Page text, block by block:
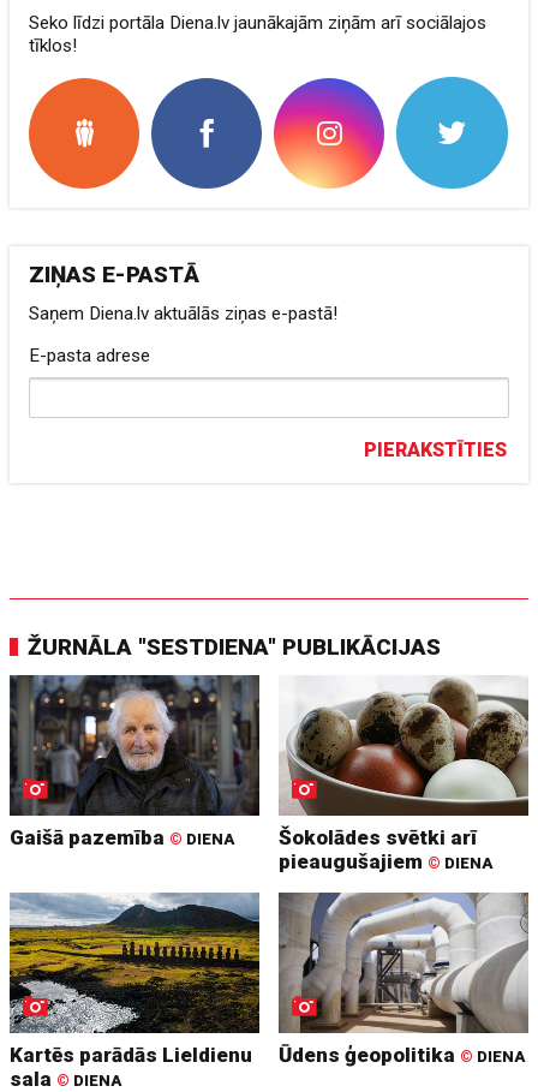
Seko līdzi portāla Diena.lv jaunākajām ziņām arī sociālajos
tīklos!
ZIŅAS E-PASTĀ
Saņem Diena.lv aktuālās ziņas e-pastā!
E-pasta adrese
PIERAKSTĪTIES
ŽURNĀLA "SESTDIENA" PUBLIKĀCIJAS
Gaišā pazemība © DIENA
Šokolādes svētki arī
pieaugušajiem © DIENA
Kartēs parādās Lieldienu
sala © DIENA
Ūdens ģeopolitika © DIENA